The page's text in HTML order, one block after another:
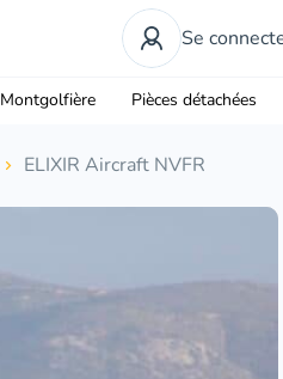
Se
Montgolfière Pièces détachées
ELIXIR Aircraft NVFR